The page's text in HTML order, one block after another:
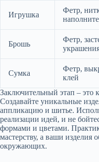
Игрушка
Фетр,
Брошь
Фетр,
Сумка
Фетр,
клей
Заключительный этап – это
Создавайте уникальные
аппликацию и шитье.
реализации идей, и не
формами и цветами.
мастерству, а ваши изделия
окружающих.